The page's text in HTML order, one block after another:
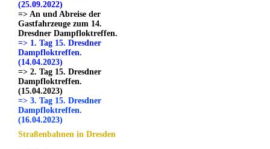
(25.09.2022)
=> An und Abreise der
Gastfahrzeuge zum 14.
Dresdner Dampfloktreffen.
=> 1. Tag 15. Dresdner
Dampfloktreffen.
(14.04.2023)
=> 2. Tag 15. Dresdner
Dampfloktreffen.
(15.04.2023)
=> 3. Tag 15. Dresdner
Dampfloktreffen.
(16.04.2023)
Straßenbahnen in Dresden